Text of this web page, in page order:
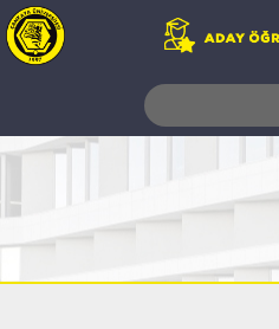
TELEFON
AÇILAN